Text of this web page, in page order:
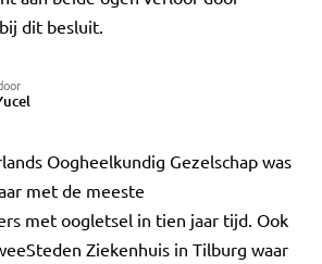
dit besluit.
Oogheelkundig Gezelschap was
met de meeste
met oogletsel in tien jaar tijd. Ook
Ziekenhuis in Tilburg waar